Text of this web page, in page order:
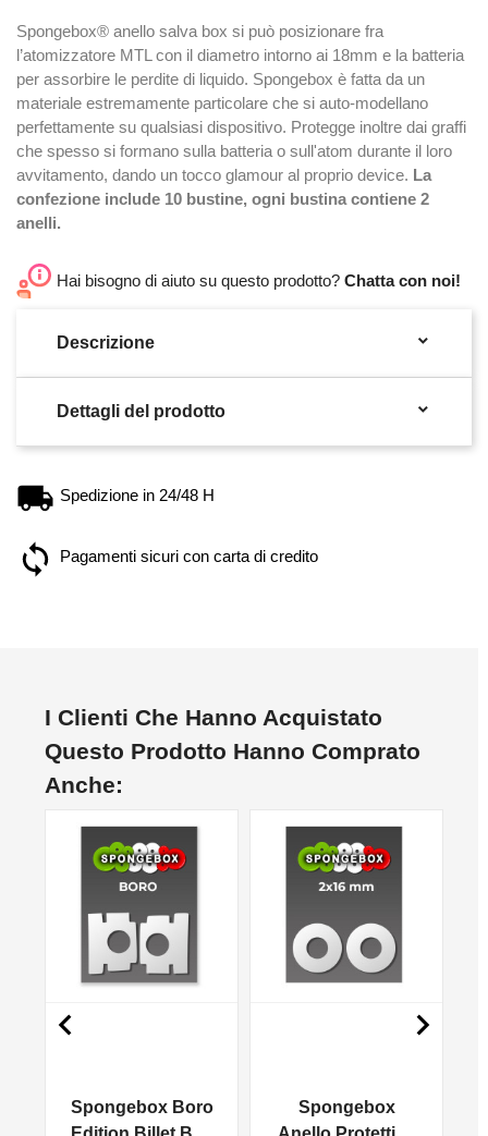
Spongebox® anello salva box si può posizionare fra
l’atomizzatore MTL con il diametro intorno ai 18mm e la batteria
per assorbire le perdite di liquido. Spongebox è fatta da un
materiale estremamente particolare che si auto-modellano
perfettamente su qualsiasi dispositivo. Protegge inoltre dai graffi
che spesso si formano sulla batteria o sull'atom durante il loro
avvitamento, dando un tocco glamour al proprio device. La
confezione include 10 bustine, ogni bustina contiene 2
anelli.
Hai bisogno di aiuto su questo prodotto? Chatta con noi!
Descrizione 
Dettagli del prodotto 
Spedizione in 24/48 H
Pagamenti sicuri con carta di credito
I Clienti Che Hanno Acquistato
Questo Prodotto Hanno Comprato
Anche:
Spongebox Boro
Spongebox
 